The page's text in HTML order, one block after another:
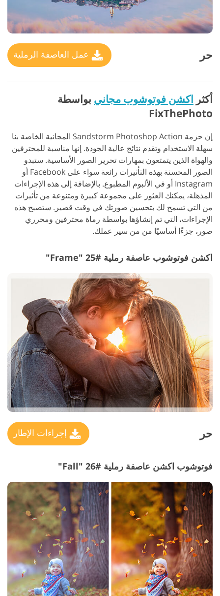
حر عمل العاصفة الرملية
أكثر اكشن فوتوشوب مجاني بواسطة
FixThePhoto
إن حزمة Sandstorm Photoshop Action المجانية الخاصة بنا
سهلة الاستخدام وتقدم نتائج عالية الجودة. إنها مناسبة للمحترفين
والهواة الذين يتمتعون بمهارات تحرير الصور الأساسية. ستبدو
الصور المحسنة بهذه التأثيرات رائعة سواء على Facebook أو
Instagram أو في الألبوم المطبوع.
بالإضافة إلى هذه الإجراءات
المذهلة، يمكنك العثور على مجموعة كبيرة ومتنوعة من تأثيرات
من التي تسمح لك بتحسين صورتك في وقت قصير. ستصبح هذه
الإجراءات، التي تم إنشاؤها بواسطة رماة محترفين ومحرري
صور، جزءًا أساسيًا من من سير عملك.
اكشن فوتوشوب عاصفة رملية #25 "Frame"
حر إجراءات الإطار
فوتوشوب اكشن عاصفة رملية #26 "Fall"